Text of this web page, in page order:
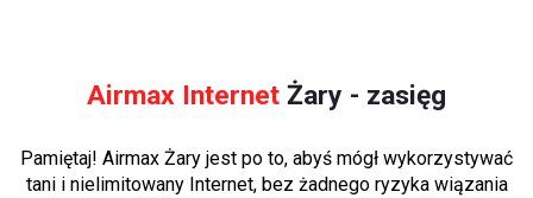
Airmax Internet Żary - zasięg
Pamiętaj! Airmax Żary jest po to, abyś mógł wykorzystywać
tani i nielimitowany Internet, bez żadnego ryzyka wiązania